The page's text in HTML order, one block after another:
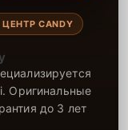
CANDY
Оригинальные
до 3 лет